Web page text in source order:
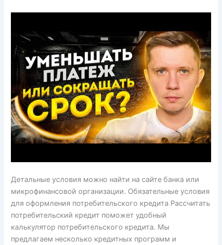
Детальные условия можно найти на сайте банка или
микрофинансовой организации. Обязательные условия
для оформления потребительского кредита Рассчитать
потребительский кредит поможет удобный
калькулятор потребительского кредита. Мы
предлагаем несколько кредитных программ и